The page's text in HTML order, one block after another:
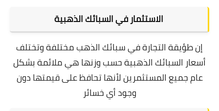
الاستثمار في السبائك الذهبية
إن طؤيقة التجارة في سبائك الذهب مختلفة وتختلف
أسعار السبائك الذهبية حسب وزنها هي ملائمة بشكل
عام جميع المستثمرين لأنها تحافظ على قيمتها دون
وجود أي خسائر